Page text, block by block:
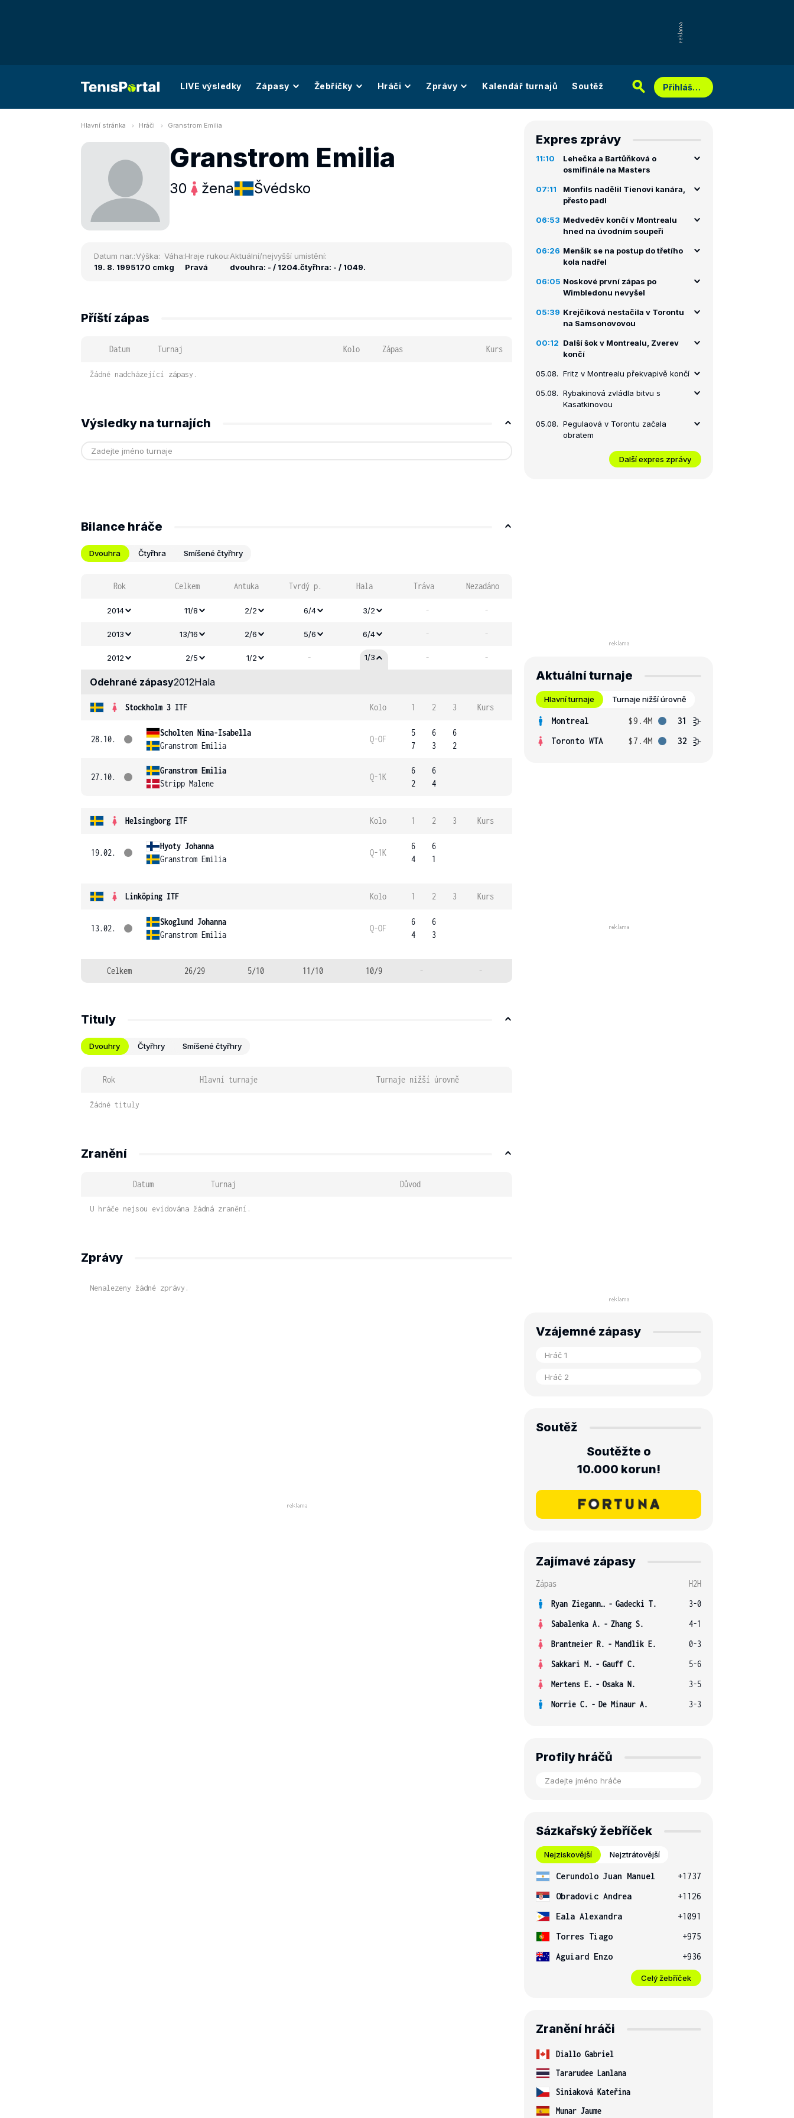
LIVE výsledky Zápasy Žebříčky Hráči Zprávy Kalendář turnajů Soutěž Přihlášení
Hlavní stránka Hráči Granstrom Emilia
Granstrom Emilia
30 žena Švédsko
Datum nar.:
19. 8. 1995
Výška:
170 cm
Váha:
kg
Hraje rukou:
Pravá
Aktuální/nejvyšší umístění:
dvouhra: - / 1204.čtyřhra: - / 1049.
Příští zápas
Datum Turnaj Kolo Zápas Kurs
Žádné nadcházející zápasy.
Výsledky na turnajích
Bilance hráče
Dvouhra Čtyřhra Smíšené čtyřhry
Rok Celkem Antuka Tvrdý p. Hala Tráva Nezadáno
2014 11/8 2/2 6/4 3/2 - -
2013 13/16 2/6 5/6 6/4 - -
2012 2/5 1/2 - 1/3 - -
Odehrané zápasy2012Hala
Stockholm 3 ITF Kolo 1 2 3 Kurs
28.10.
Scholten Nina-Isabella
Granstrom Emilia
Q-OF
5
7
6
3
6
2
27.10.
Granstrom Emilia
Stripp Malene
Q-1K
6
2
6
4
Helsingborg ITF Kolo 1 2 3 Kurs
19.02.
Hyoty Johanna
Granstrom Emilia
Q-1K
6
4
6
1
Linköping ITF Kolo 1 2 3 Kurs
13.02.
Skoglund Johanna
Granstrom Emilia
Q-OF
6
4
6
3
Celkem 26/29 5/10 11/10 10/9 - -
Tituly
Dvouhry Čtyřhry Smíšené čtyřhry
Rok Hlavní turnaje Turnaje nižší úrovně
Žádné tituly
Zranění
Datum Turnaj Důvod
U hráče nejsou evidována žádná zranění.
Zprávy
Nenalezeny žádné zprávy.
Expres zprávy
11:10
Lehečka a Bartůňková o
osmifinále na Masters
07:11
Monfils nadělil Tienovi kanára,
přesto padl
06:53 Medveděv končí v Montrealu
hned na úvodním soupeři
06:26 Menšík se na postup do třetího
kola nadřel
06:05 Noskové první zápas po
Wimbledonu nevyšel
05:39 Krejčíková nestačila v Torontu
na Samsonovovou
00:12 Další šok v Montrealu, Zverev
končí
05.08. Fritz v Montrealu překvapivě končí
05.08. Rybakinová zvládla bitvu s
Kasatkinovou
05.08. Pegulaová v Torontu začala
obratem
Další expres zprávy
Aktuální turnaje
Hlavní turnaje Turnaje nižší úrovně
Montreal $9.4M
31
Toronto WTA
$7.4M 32
Vzájemné zápasy
Soutěž
Soutěžte o
10.000 korun!
Zajímavé zápasy
Zápas
H2H
Ryan Ziegann S. - Gadecki T.
3-0
Sabalenka A. - Zhang S.
4-1
Brantmeier R. - Mandlik E.
0-3
Sakkari M. - Gauff C.
5-6
Mertens E. - Osaka N.
3-5
Norrie C. - De Minaur A. 3-3
Profily hráčů
Sázkařský žebříček
Nejziskovější Nejztrátovější
Cerundolo Juan Manuel
+1737
Obradovic Andrea
+1126
Eala Alexandra
+1091
Torres Tiago
+975
Aguiard Enzo
+936
Celý žebříček
Zranění hráči
Diallo Gabriel
Tararudee Lanlana
Siniaková Kateřina
Munar Jaume